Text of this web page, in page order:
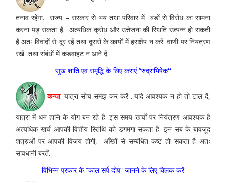
तनाव रहेगा. राज्य – सरकार से भय तथा परिवार में बड़ों से विरोध का सामना
करना पड़ सकता है. अत्यधिक क्रोध और उत्तेजना की स्थिति उत्पन्न हो सकती
है अतः विवादों से दूर रहें तथा दूसरों के कार्यों में हसक्षेप न करें. वाणी पर नियत्रण
रखें तथा संबंधों में कडवाहट न आने दें.
सुख शांति एवं समृद्धि के लिए कराएं “रुद्राभिषेक“
कन्या: यात्रा सोच समझ कर करें . यदि आवश्यक न हो तो टाल दें,
यात्रा में धन हानि के योग बन रहे है. इस समय खर्चों पर नियंत्रण आवश्यक है
अत्यधिक खर्च आपकी वित्तीय स्तिथि को डगमगा सकता है. इन सब के बावजूद
शत्रुओं पर आपकी विजय होगी, आँखों से सम्बंधित कष्ट हो सकता है अतः
सावधानी बरतें.
विभिन्न प्रकार के “काल सर्प दोष” जानने के लिए क्लिक करें